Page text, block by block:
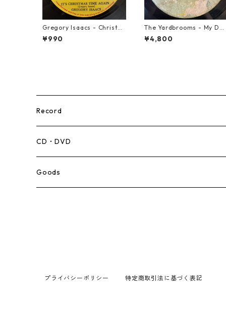
Gregory Isaacs - Christm
as Time Once Again【7-2
0589】
¥990
The Yardbrooms - My
ire【7-21922】
¥4,800
Record
Mento,Calypso,Ballad
Ska
CD・DVD
Goods
プライバシーポリシー 特定商取引法に基づく表記